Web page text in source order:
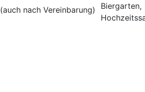
(auch nach Vereinbarung)
Biergarten,